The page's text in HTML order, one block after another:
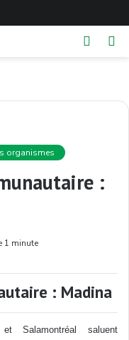
Switch
organismes
:
1 minute
: Madina
Salamontréal saluent